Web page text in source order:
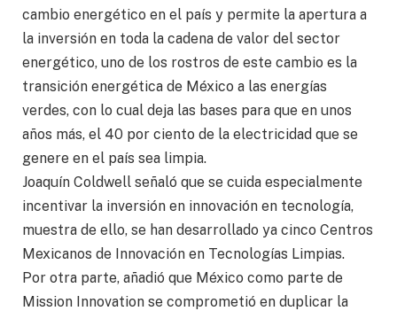
cambio energético en el país y permite la apertura a
la inversión en toda la cadena de valor del sector
energético, uno de los rostros de este cambio es la
transición energética de México a las energías
verdes, con lo cual deja las bases para que en unos
años más, el 40 por ciento de la electricidad que se
genere en el país sea limpia.
Joaquín Coldwell señaló que se cuida especialmente
incentivar la inversión en innovación en tecnología,
muestra de ello, se han desarrollado ya cinco Centros
Mexicanos de Innovación en Tecnologías Limpias.
Por otra parte, añadió que México como parte de
Mission Innovation se comprometió en duplicar la